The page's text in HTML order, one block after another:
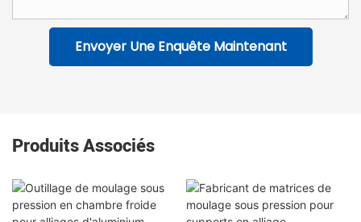
Envoyer Une Enquête Maintenant
Produits Associés